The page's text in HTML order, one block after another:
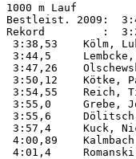
1000 m Lauf
Bestleist. 2009:
Rekord         :
3:38,53    Kölm,
3:44,5
3:47,26
3:50,12
3:54,55    Reich,
3:55,0     Grebe,
3:55,6
3:57,4     Kuck,
4:00,89
4:01,4